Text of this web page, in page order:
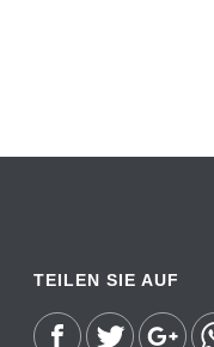
TEILEN SIE AUF